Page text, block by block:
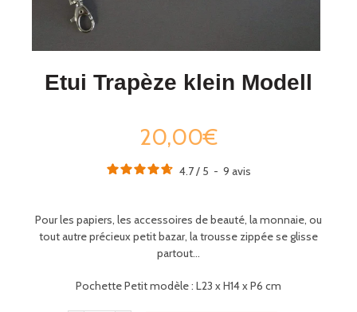
Etui Trapèze klein Modell
20,00€
4.7/ 5 - 9 avis
Pour les papiers, les accessoires de beauté, la monnaie, ou
tout autre précieux petit bazar, la trousse zippée se glisse
partout…
Pochette Petit modèle : L23 x H14 x P6 cm